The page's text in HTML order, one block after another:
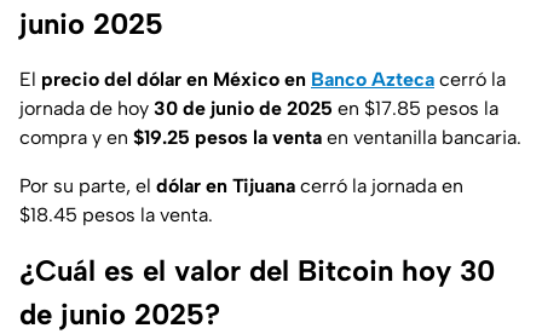
junio 2025
El precio del dólar en México en Banco Azteca cerró la
jornada de hoy 30 de junio de 2025 en $17.85 pesos la
compra y en $19.25 pesos la venta en ventanilla bancaria.
Por su parte, el dólar en Tijuana cerró la jornada en
$18.45 pesos la venta.
¿Cuál es el valor del Bitcoin hoy 30
de junio 2025?